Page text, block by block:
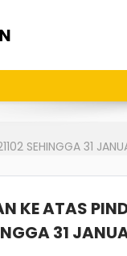
SEHINGGA 31
KE ATAS
31